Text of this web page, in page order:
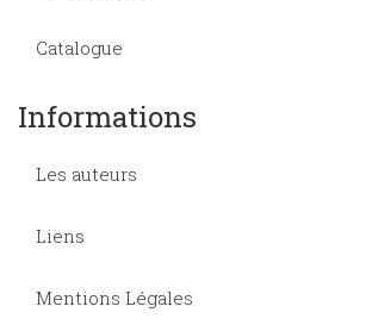
Catalogue
Informations
Les auteurs
Liens
Mentions Légales